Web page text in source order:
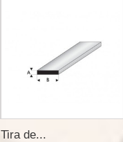
Tira de...